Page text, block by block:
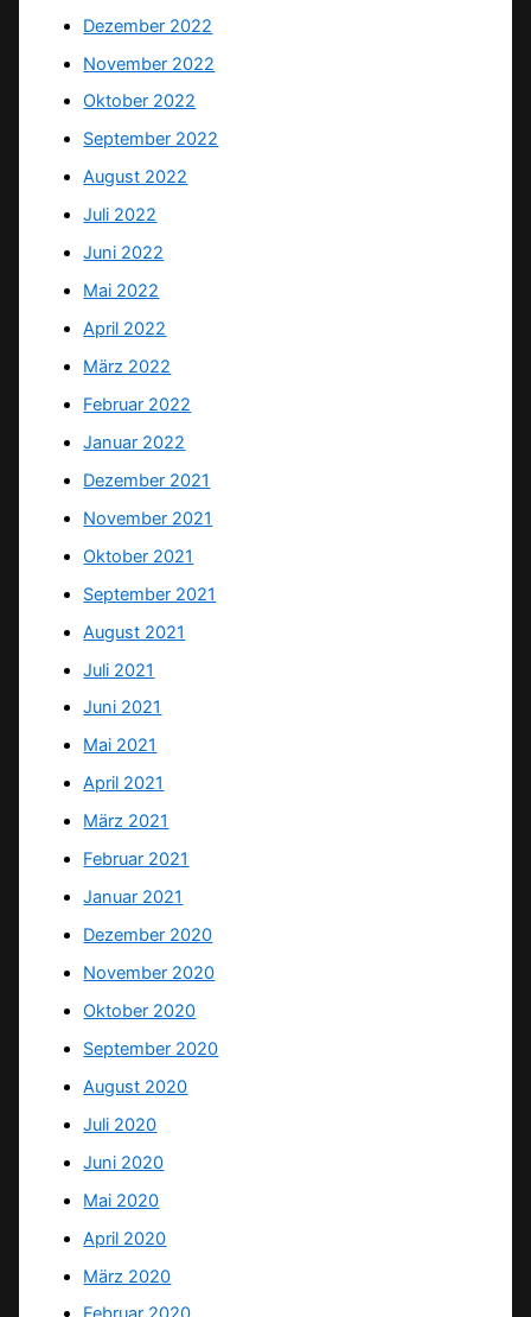
Dezember 2022
November 2022
Oktober 2022
September 2022
August 2022
Juli 2022
Juni 2022
Mai 2022
April 2022
März 2022
Februar 2022
Januar 2022
Dezember 2021
November 2021
Oktober 2021
September 2021
August 2021
Juli 2021
Juni 2021
Mai 2021
April 2021
März 2021
Februar 2021
Januar 2021
Dezember 2020
November 2020
Oktober 2020
September 2020
August 2020
Juli 2020
Juni 2020
Mai 2020
April 2020
März 2020